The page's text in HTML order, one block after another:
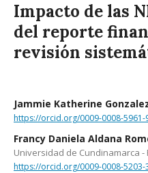
Impacto de las
del reporte
revisión
Jammie Katherine
https://orcid.org/0009-0008-5961-
Francy Daniela Aldana
Universidad de Cundinamarca -
https://orcid.org/0009-0008-5203-